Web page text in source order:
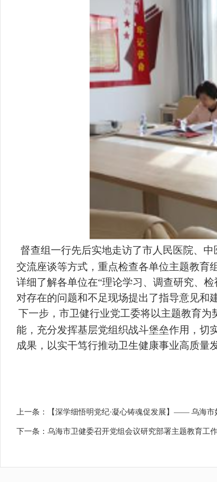
督查组一行先后实地走访了市人民医院、
交流座谈等方式，重点检查各单位主题教育
详细了解各单位在“理论学习、调查研究、
对存在的问题和不足现场提出了指导意见和
下一步，市卫健行业党工委将以主题教育
能，充分发挥基层党组织战斗堡垒作用，切
成果，以实干笃行推动卫生健康事业高质量
上一条： 【深学细悟明党纪·凝心铸魂促发展】—— 乌海
下一条： 乌海市卫健委召开党组会议研究部署主题教育工